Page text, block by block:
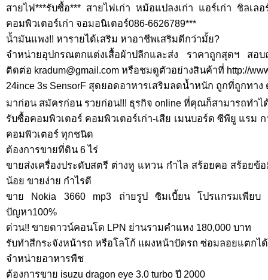
สายไฟ***รับซื้อ*** สายไฟเก่า หม้อแปลงเก่า แอร์เก่า ชิลเลอ
คอมพิวเตอร์เก่า จอมอนิเตอร์086-6626789***
น้ำมันแพง!! หารายได้เสริม หาอาชีพเสริมดีกว่ามั้ย?
จำหน่ายอุปกรณตกแต่งเสื้อผ้าปลีกและส่ง ราคาถูกสุดฯ สอ
ติดต่อ kradum@gmail.com หรือชมดูตัวอย่างสินค้าที่ http://
24ince 3s SensorF สุดยอดอาหารเสริมลดน้ำหนัก ถูกที่ถูกทาง
มาก่อน สมัครก่อน รวยก่อน!!! ธุรกิจ online ที่คุณก็สามารถทำไ
รับซื้อคอมพิวเตอร์ คอมพิวเตอร์เก่า-เสีย เมนบอร์ด ซีพียู แรม
คอมพิวเตอร์ ทุกชนิด
ต้องการขายที่ดิน 6 ไร่
ขายส่งเครื่องประดับสตรี ต่างหู แหวน กำไล สร้อยคอ สร้อย
น้อย ขายง่าย กำไรดี
ขาย Nokia 3660 mp3 ถ่ายรูป ซิมเบี้ยน โปรแกรมเพียบ
ปัญหา100%
ด่วน!! ขายดาวน์คอนโด LPN ย่านรามคำแหง 180,000 บาท
รับทำสีกระจังหน้ารถ หรือโลโก้ แผงหน้าปัดรถ ซ่อมลอยแตกไ
จำหน่ายอาหารพืช
ต้องการขาย isuzu dragon eye 3.0 turbo ปี 2000